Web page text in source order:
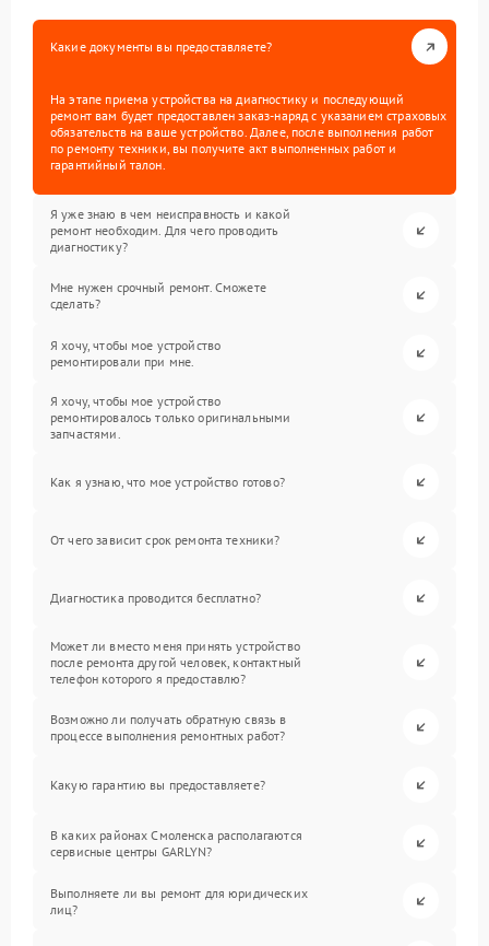
Какие документы вы предоставляете?
На этапе приема устройства на диагностику и последующий
ремонт вам будет предоставлен заказ-наряд с указанием страховых
обязательств на ваше устройство. Далее, после выполнения работ
по ремонту техники, вы получите акт выполненных работ и
гарантийный талон.
Я уже знаю в чем неисправность и какой
ремонт необходим. Для чего проводить
диагностику?
Мне нужен срочный ремонт. Сможете
сделать?
Я хочу, чтобы мое устройство
ремонтировали при мне.
Я хочу, чтобы мое устройство
ремонтировалось только оригинальными
запчастями.
Как я узнаю, что мое устройство готово?
От чего зависит срок ремонта техники?
Диагностика проводится бесплатно?
Может ли вместо меня принять устройство
после ремонта другой человек, контактный
телефон которого я предоставлю?
Возможно ли получать обратную связь в
процессе выполнения ремонтных работ?
Какую гарантию вы предоставляете?
В каких районах Смоленска располагаются
сервисные центры GARLYN?
Выполняете ли вы ремонт для юридических
лиц?